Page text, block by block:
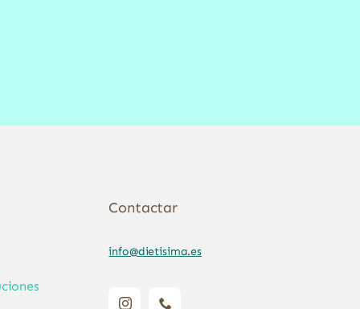
Contactar
info@dietisima.es